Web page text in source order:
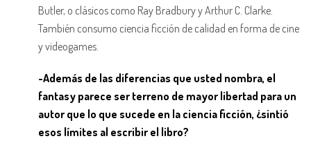
Butler, o clásicos como Ray Bradbury y Arthur C. Clarke.
También consumo ciencia ficción de calidad en forma de cine
y videogames.
-Además de las diferencias que usted nombra, el
fantasy parece ser terreno de mayor libertad para un
autor que lo que sucede en la ciencia ficción, ¿sintió
esos límites al escribir el libro?